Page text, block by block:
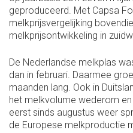
geproduceerd. Met Capsa
melkprijsvergelijking
melkprijsontwikkeling in
De Nederlandse melkplas
dan in februari. Daarmee
maanden lang. Ook in
het melkvolume wederom
eerst sinds augustus weer
de Europese melkproductie